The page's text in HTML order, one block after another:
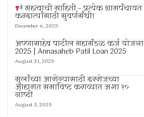
महत्वाची माहिती – प्रत्येक ग्रामपंचायत
करदात्यांसाठी सुवर्णसंधी!
December 6, 2025
अण्णासाहेब पाटील महामंडळ कर्ज योजना
2025 | Annasaheb Patil Loan 2025
August 31, 2025
मुलांच्या आरोग्यासाठी दररोजच्या
आहारात समाविष्ट कराव्यात अशा १०
गोष्टी
August 3, 2025